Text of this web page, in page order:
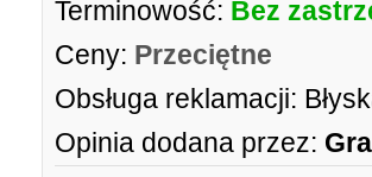
Terminowość: Bez
Ceny: Przeciętne
Obsługa reklamacji:
Opinia dodana przez: